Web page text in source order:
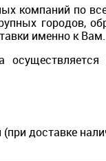
компаний по
городов,
именно к Вам.
доставке